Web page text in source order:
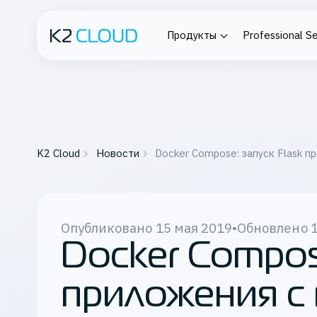
Продукты
Мониторинг
Работа с данными
Корпоративный
Professional
ИТ-
K2 Cloud Новости Docker Compose: запуск Flask
Опубликовано 15 мая 2019•Обновлено
Docker
приложения с